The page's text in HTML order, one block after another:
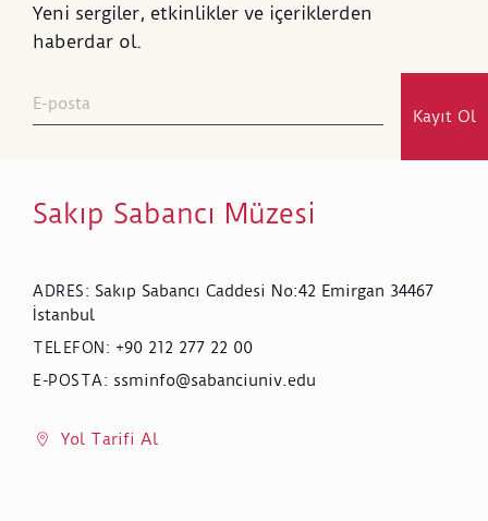
Yeni sergiler, etkinlikler ve içeriklerden
haberdar ol.
Kayıt Ol
Sakıp Sabancı Müzesi
ADRES: Sakıp Sabancı Caddesi No:42 Emirgan 34467
İstanbul
TELEFON : +90 212 277 22 00
E-POSTA: ssminfo@sabanciuniv.edu
Yol Tarifi Al